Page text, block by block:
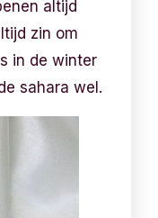
altijd
zin om
in de winter
sahara wel.